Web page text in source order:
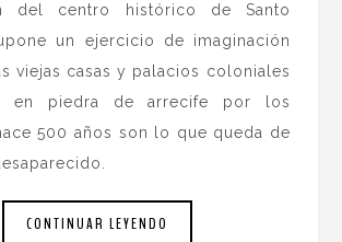
del centro histórico de Santo
un ejercicio de imaginación
viejas casas y palacios coloniales
en piedra de arrecife por los
500 años son lo que queda de
CONTINUAR LEYENDO